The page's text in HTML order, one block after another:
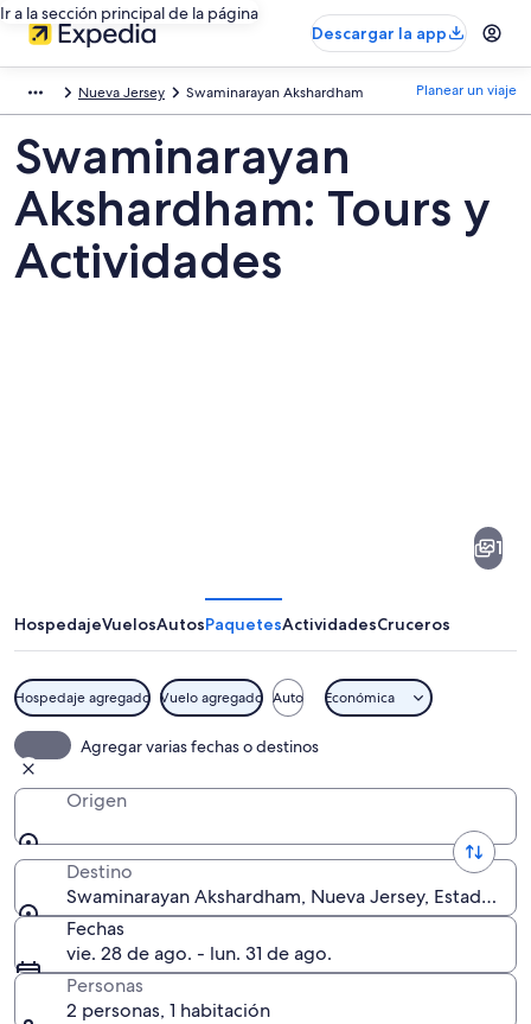
Ir a la sección principal de la página
Descargar la app
Nueva Jersey Swaminarayan Akshardham Planear un viaje
Swaminarayan
Akshardham: Tours y
Actividades
1
HospedajeVuelosAutosPaquetesActividadesCruceros
Hospedaje agregado Vuelo agregado Auto Económica
Agregar varias fechas o destinos
Origen
Destino
Swaminarayan Akshardham, Nueva Jersey, Estados
Fechas
vie. 28 de ago. - lun. 31 de ago.
Personas
2 personas, 1 habitación